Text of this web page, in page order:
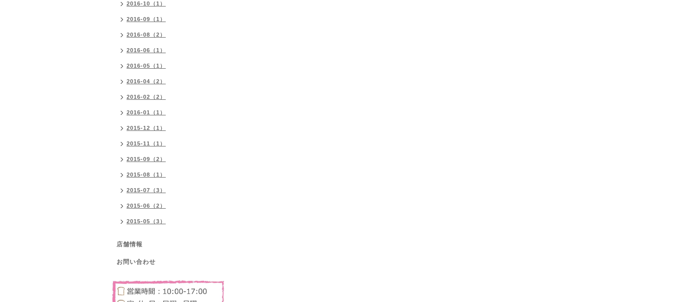
2016-10（1）
2016-09（1）
2016-08（2）
2016-06（1）
2016-05（1）
2016-04（2）
2016-02（2）
2016-01（1）
2015-12（1）
2015-11（1）
2015-09（2）
2015-08（1）
2015-07（3）
2015-06（2）
2015-05（3）
店舗情報
お問い合わせ